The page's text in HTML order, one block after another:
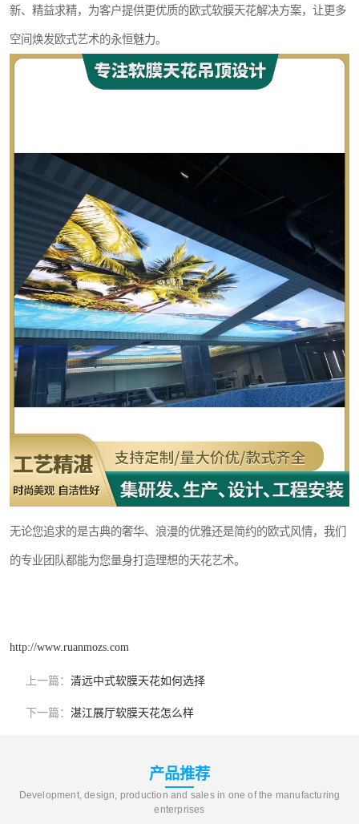
新、精益求精，为客户提供更优质的欧式软膜天花解决方案，让更多
空间焕发欧式艺术的永恒魅力。
无论您追求的是古典的奢华、浪漫的优雅还是简约的欧式风情，我们
的专业团队都能为您量身打造理想的天花艺术。
http://www.ruanmozs.com
上一篇： 清远中式软膜天花如何选择
下一篇： 湛江展厅软膜天花怎么样
产品推荐
Development, design, production and sales in one of the manufacturing
enterprises